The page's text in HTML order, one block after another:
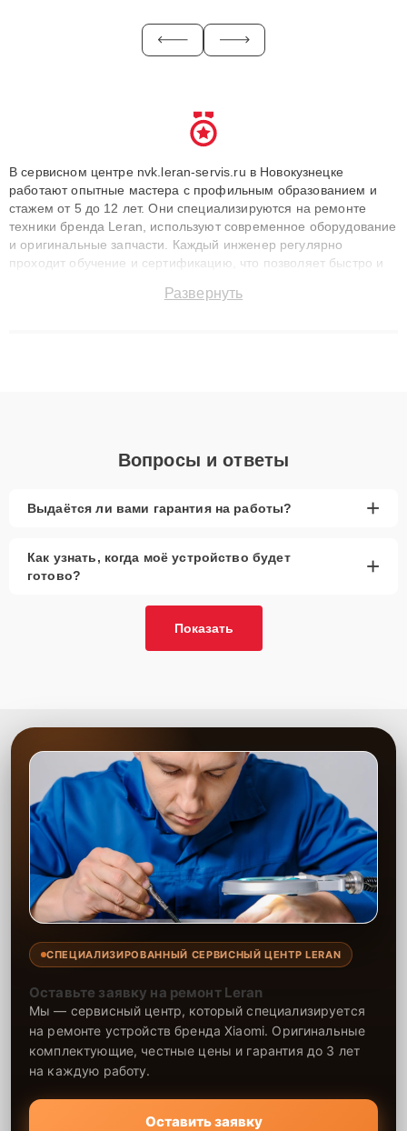
В сервисном центре nvk.leran-servis.ru в Новокузнецке
работают опытные мастера с профильным образованием и
стажем от 5 до 12 лет. Они специализируются на ремонте
техники бренда Leran, используют современное оборудование
и оригинальные запчасти. Каждый инженер регулярно
проходит обучение и сертификацию, что позволяет быстро и
сохранением гарантии до 3 лет. Наши мастера решают
Развернуть
Вопросы и ответы
Выдаётся ли вами гарантия на работы? +
Как узнать, когда моё устройство будет
готово?
+
Показать
СПЕЦИАЛИЗИРОВАННЫЙ СЕРВИСНЫЙ ЦЕНТР LERAN
Оставьте заявку на ремонт Leran
Мы — сервисный центр, который специализируется
на ремонте устройств бренда Xiaomi. Оригинальные
комплектующие, честные цены и гарантия до 3 лет
на каждую работу.
Оставить заявку